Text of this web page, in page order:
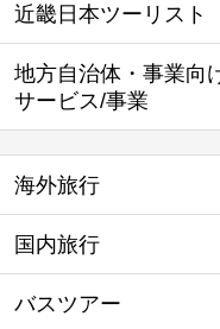
近畿日本ツーリス
地方自治体・事業向
サービス/事業
海外旅行
国内旅行
バスツアー